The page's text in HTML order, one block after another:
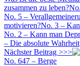
zusammen zu leben?
No. 5 –
motivieren?No. 3 –
No. 2 – Kann man
– Die absolute Wahrheit
Nächster Beitrag >>>
No. 647 – Berge